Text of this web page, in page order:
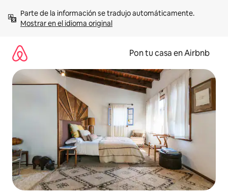
contenidoMostrar en el idioma original
Pon tu casa en Airbnb